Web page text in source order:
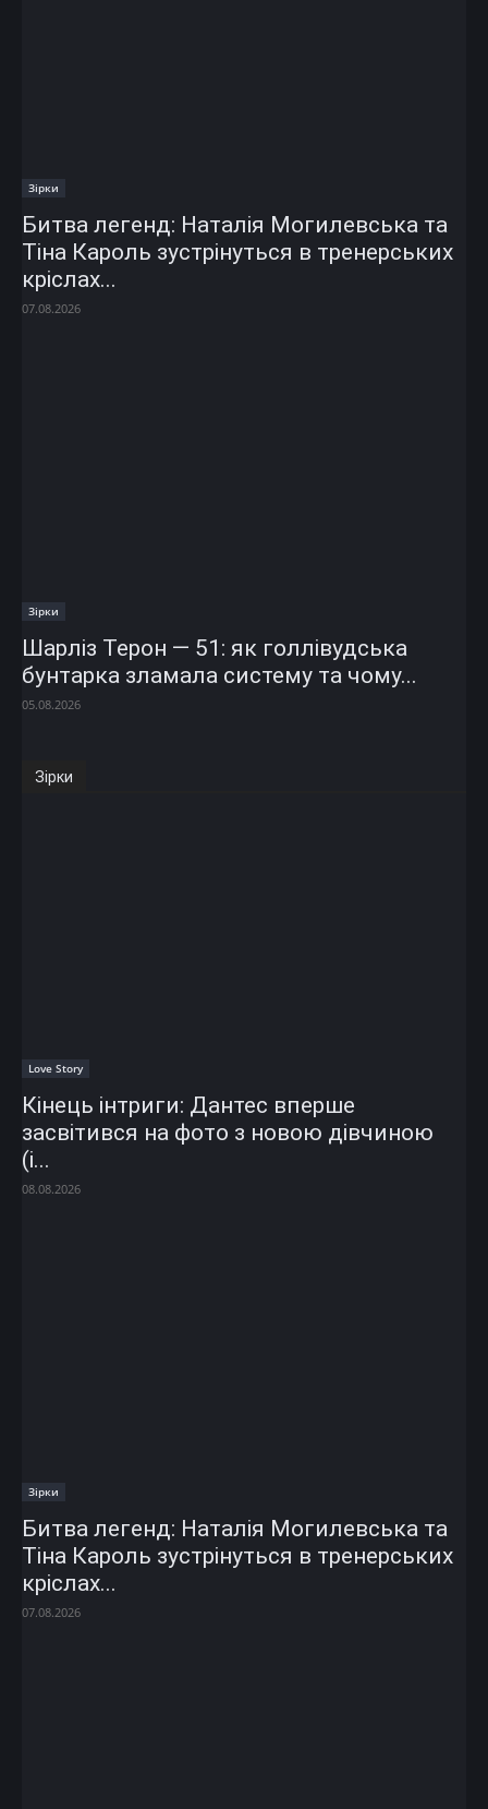
Зірки
Битва легенд: Наталія Могилевська та
Тіна Кароль зустрінуться в тренерських
кріслах...
07.08.2026
Зірки
Шарліз Терон — 51: як голлівудська
бунтарка зламала систему та чому...
05.08.2026
Зірки
Love Story
Кінець інтриги: Дантес вперше
засвітився на фото з новою дівчиною
(і...
08.08.2026
Зірки
Битва легенд: Наталія Могилевська та
Тіна Кароль зустрінуться в тренерських
кріслах...
07.08.2026